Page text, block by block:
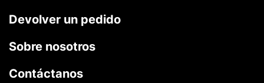
Devolver un pedido
Sobre nosotros
Contáctanos